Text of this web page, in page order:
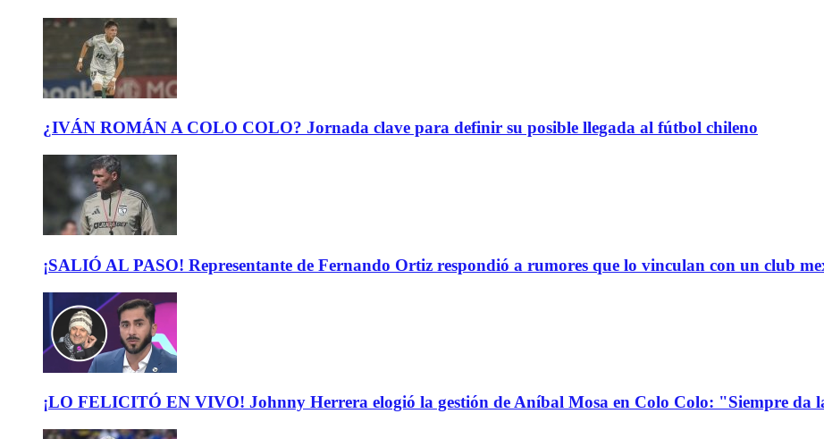
¿IVÁN ROMÁN A COLO COLO? Jornada clave para definir su posible llegada al fútbol chileno
¡SALIÓ AL PASO! Representante de Fernando Ortiz respondió a rumores que lo vinculan con un club
¡LO FELICITÓ EN VIVO! Johnny Herrera elogió la gestión de Aníbal Mosa en Colo Colo: "Siempre da